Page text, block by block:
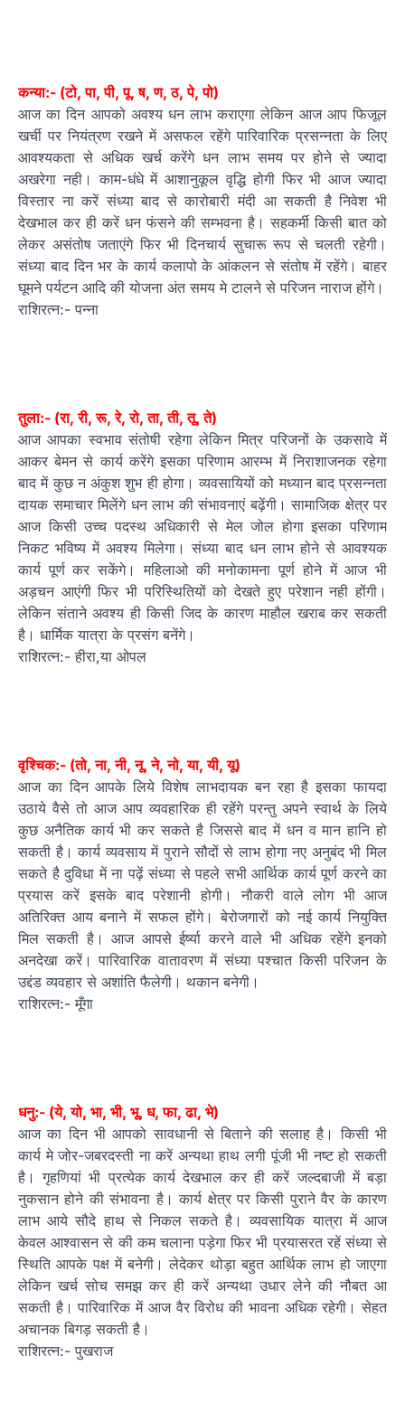
कन्या:- (टो, पा, पी, पू, ष, ण, ठ, पे, पो)
आज का दिन आपको अवश्य धन लाभ कराएगा लेकिन आज आप फिजूल
खर्ची पर नियंत्रण रखने में असफल रहेंगे पारिवारिक प्रसन्नता के लिए
आवश्यकता से अधिक खर्च करेंगे धन लाभ समय पर होने से ज्यादा
अखरेगा नही। काम-धंधे में आशानुकूल वृद्धि होगी फिर भी आज ज्यादा
विस्तार ना करें संध्या बाद से कारोबारी मंदी आ सकती है निवेश भी
देखभाल कर ही करें धन फंसने की सम्भवना है। सहकर्मी किसी बात को
लेकर असंतोष जताएंगे फिर भी दिनचार्य सुचारू रूप से चलती रहेगी।
संध्या बाद दिन भर के कार्य कलापो के आंकलन से संतोष में रहेंगे। बाहर
घूमने पर्यटन आदि की योजना अंत समय मे टालने से परिजन नाराज होंगे।
राशिरत्न:- पन्ना
तुला:- (रा, री, रू, रे, रो, ता, ती, तू, ते)
आज आपका स्वभाव संतोषी रहेगा लेकिन मित्र परिजनों के उकसावे में
आकर बेमन से कार्य करेंगे इसका परिणाम आरम्भ में निराशाजनक रहेगा
बाद में कुछ न अंकुश शुभ ही होगा। व्यवसायियों को मध्यान बाद प्रसन्नता
दायक समाचार मिलेंगे धन लाभ की संभावनाएं बढ़ेंगी। सामाजिक क्षेत्र पर
आज किसी उच्च पदस्थ अधिकारी से मेल जोल होगा इसका परिणाम
निकट भविष्य में अवश्य मिलेगा। संध्या बाद धन लाभ होने से आवश्यक
कार्य पूर्ण कर सकेंगे। महिलाओ की मनोकामना पूर्ण होने में आज भी
अड़चन आएंगी फिर भी परिस्थितियों को देखते हुए परेशान नही होंगी।
लेकिन संताने अवश्य ही किसी जिद के कारण माहौल खराब कर सकती
है। धार्मिक यात्रा के प्रसंग बनेंगे।
राशिरत्न:- हीरा,या ओपल
वृश्चिक:- (तो, ना, नी, नू, ने, नो, या, यी, यू)
आज का दिन आपके लिये विशेष लाभदायक बन रहा है इसका फायदा
उठाये वैसे तो आज आप व्यवहारिक ही रहेंगे परन्तु अपने स्वार्थ के लिये
कुछ अनैतिक कार्य भी कर सकते है जिससे बाद में धन व मान हानि हो
सकती है। कार्य व्यवसाय में पुराने सौदों से लाभ होगा नए अनुबंद भी मिल
सकते है दुविधा में ना पढ़ें संध्या से पहले सभी आर्थिक कार्य पूर्ण करने का
प्रयास करें इसके बाद परेशानी होगी। नौकरी वाले लोग भी आज
अतिरिक्त आय बनाने में सफल होंगे। बेरोजगारों को नई कार्य नियुक्ति
मिल सकती है। आज आपसे ईर्ष्या करने वाले भी अधिक रहेंगे इनको
अनदेखा करें। पारिवारिक वातावरण में संध्या पश्चात किसी परिजन के
उद्दंड व्यवहार से अशांति फैलेगी। थकान बनेगी।
राशिरत्न:- मूँगा
धनु:- (ये, यो, भा, भी, भू, ध, फा, ढा, भे)
आज का दिन भी आपको सावधानी से बिताने की सलाह है। किसी भी
कार्य मे जोर-जबरदस्ती ना करें अन्यथा हाथ लगी पूंजी भी नष्ट हो सकती
है। गृहणियां भी प्रत्येक कार्य देखभाल कर ही करें जल्दबाजी में बड़ा
नुकसान होने की संभावना है। कार्य क्षेत्र पर किसी पुराने वैर के कारण
लाभ आये सौदे हाथ से निकल सकते है। व्यवसायिक यात्रा में आज
केवल आश्वासन से की कम चलाना पड़ेगा फिर भी प्रयासरत रहें संध्या से
स्थिति आपके पक्ष में बनेगी। लेदेकर थोड़ा बहुत आर्थिक लाभ हो जाएगा
लेकिन खर्च सोच समझ कर ही करें अन्यथा उधार लेने की नौबत आ
सकती है। पारिवारिक में आज वैर विरोध की भावना अधिक रहेगी। सेहत
अचानक बिगड़ सकती है।
राशिरत्न:- पुखराज